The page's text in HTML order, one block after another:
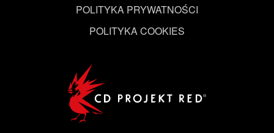
POLITYKA PRYWATNOŚCI
POLITYKA COOKIES